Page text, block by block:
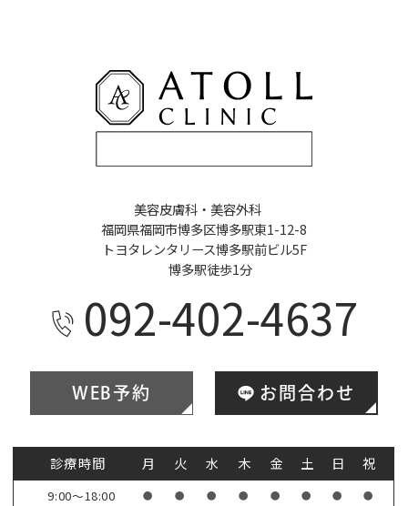
美容皮膚科・美容外科
福岡県福岡市博多区博多駅東1-12-8
トヨタレンタリース博多駅前ビル5F
博多駅徒歩1分
092-402-4637
WEB予約 お問合わせ
診療時間 月 火 水 木 金 土 日 祝
9:00～18:00 ● ● ● ● ● ● ● ●